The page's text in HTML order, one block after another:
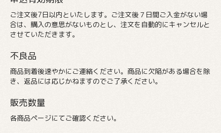
ご注文後7日以内といたします。ご注文後７日間ご入金がない場
合は、購入の意思がないものとし、注文を自動的にキャンセルと
させていただきます。
不良品
商品到着後速やかにご連絡ください。商品に欠陥がある場合を除
き、返品には応じかねますのでご了承ください。
販売数量
各商品ページにてご確認ください。